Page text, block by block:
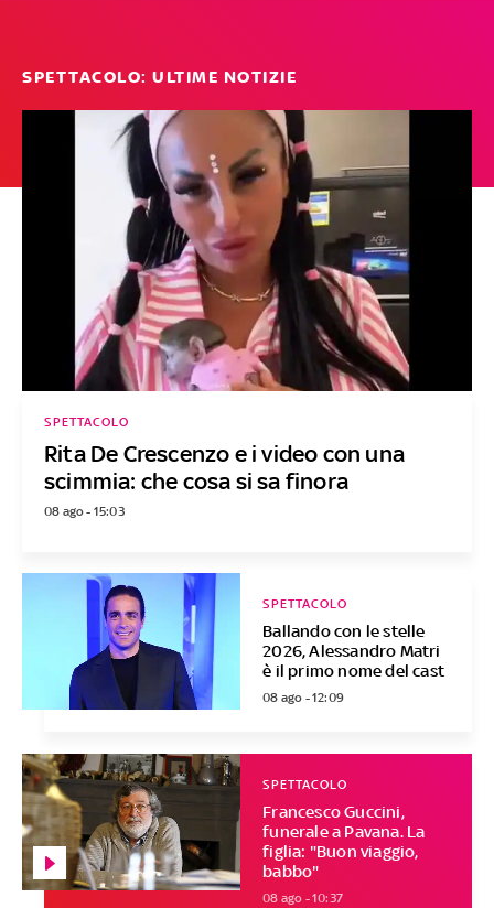
SPETTACOLO: ULTIME NOTIZIE
Rita De Crescenzo e i video con una
scimmia: che cosa si sa finora
SPETTACOLO
08 ago - 15:03
Ballando con le stelle
2026, Alessandro Matri
è il primo nome del cast
SPETTACOLO
08 ago - 12:09
Francesco Guccini,
funerale a Pavana. La
figlia: "Buon viaggio,
babbo"
SPETTACOLO
08 ago - 10:37